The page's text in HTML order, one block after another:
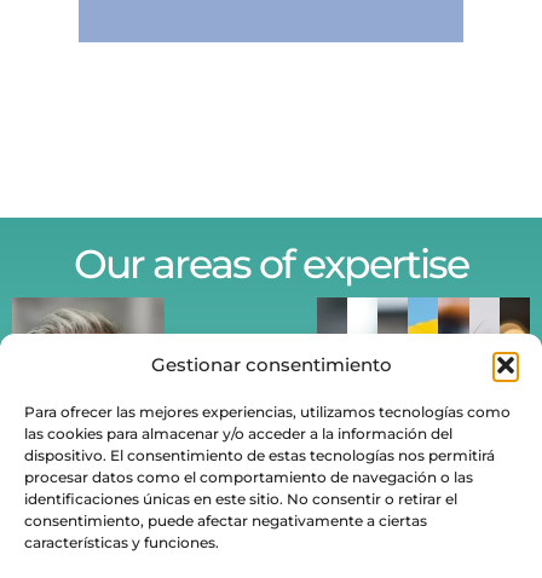
Gestionar consentimiento
Para ofrecer las mejores experiencias, utilizamos tecnologías como
las cookies para almacenar y/o acceder a la información del
dispositivo. El consentimiento de estas tecnologías nos permitirá
procesar datos como el comportamiento de navegación o las
identificaciones únicas en este sitio. No consentir o retirar el
consentimiento, puede afectar negativamente a ciertas
características y funciones.
Our areas of expertise
Engineering
& Industry